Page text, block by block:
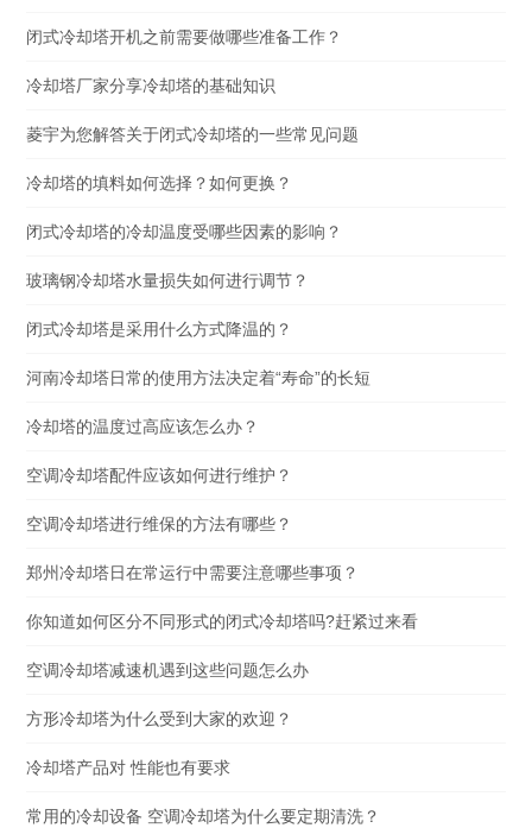
闭式冷却塔开机之前需要做哪些准备工作？
冷却塔厂家分享冷却塔的基础知识
菱宇为您解答关于闭式冷却塔的一些常见问题
冷却塔的填料如何选择？如何更换？
闭式冷却塔的冷却温度受哪些因素的影响？
玻璃钢冷却塔水量损失如何进行调节？
闭式冷却塔是采用什么方式降温的？
河南冷却塔日常的使用方法决定着“寿命”的长短
冷却塔的温度过高应该怎么办？
空调冷却塔配件应该如何进行维护？
空调冷却塔进行维保的方法有哪些？
郑州冷却塔日在常运行中需要注意哪些事项？
你知道如何区分不同形式的闭式冷却塔吗?赶紧过来看
空调冷却塔减速机遇到这些问题怎么办
方形冷却塔为什么受到大家的欢迎？
冷却塔产品对 性能也有要求
常用的冷却设备 空调冷却塔为什么要定期清洗？